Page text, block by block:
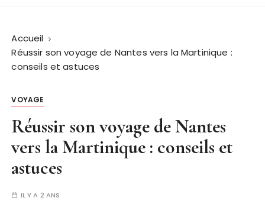
Accueil
Réussir son voyage de Nantes vers la Martinique :
conseils et astuces
VOYAGE
Réussir son voyage de Nantes
vers la Martinique : conseils et
astuces
IL Y A 2 ANS